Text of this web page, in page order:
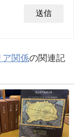
ア関係の関連記